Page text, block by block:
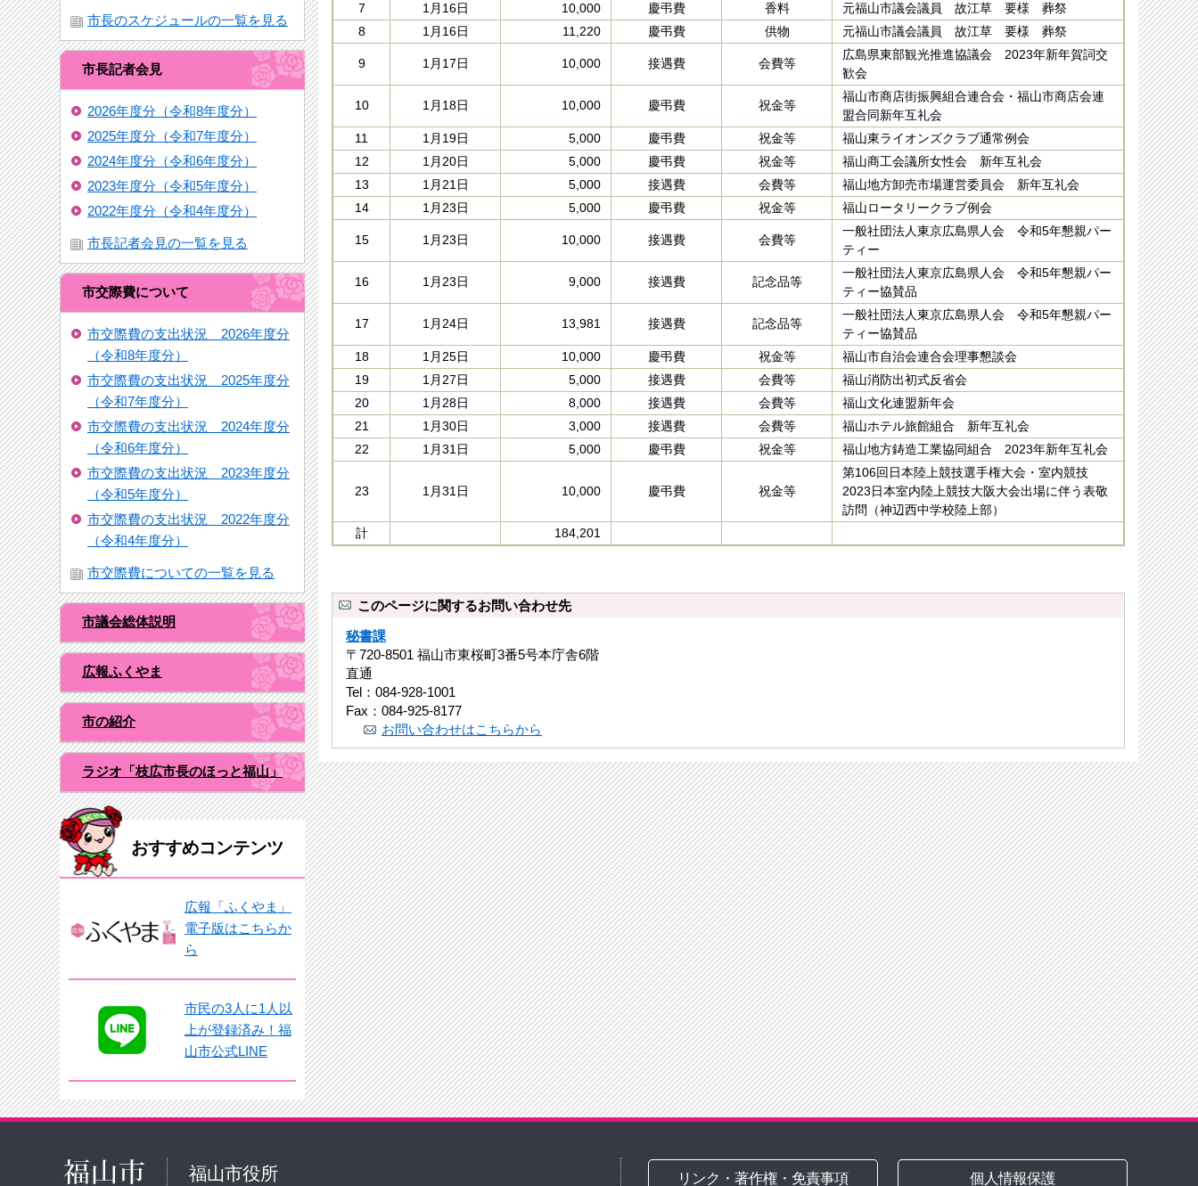
市長のスケジュールの一覧を見る
市長記者会見
2026年度分（令和8年度分）
2025年度分（令和7年度分）
2024年度分（令和6年度分）
2023年度分（令和5年度分）
2022年度分（令和4年度分）
市長記者会見の一覧を見る
市交際費について
市交際費の支出状況 2026年度分
（令和8年度分）
市交際費の支出状況 2025年度分
（令和7年度分）
市交際費の支出状況 2024年度分
（令和6年度分）
市交際費の支出状況 2023年度分
（令和5年度分）
市交際費の支出状況 2022年度分
（令和4年度分）
市交際費についての一覧を見る
市議会総体説明
広報ふくやま
市の紹介
ラジオ「枝広市長のほっと福山」
おすすめコンテンツ
広報「ふくやま」
電子版はこちらか
ら
市民の3人に1人以
上が登録済み！福
山市公式LINE
7
1月16日 10,000 慶弔費 香料
元福山市議会議員 故江草 要様 葬祭
8
1月16日 11,220 慶弔費 供物 元福山市議会議員 故江草 要様 葬祭
9 1月17日 10,000 接遇費 会費等
広島県東部観光推進協議会 2023年新年賀詞交
歓会
10 1月18日 10,000 慶弔費 祝金等
福山市商店街振興組合連合会・福山市商店会連
盟合同新年互礼会
11
1月19日 5,000 慶弔費 祝金等
福山東ライオンズクラブ通常例会
12
1月20日 5,000 慶弔費 祝金等
福山商工会議所女性会 新年互礼会
13
1月21日 5,000 接遇費 会費等
福山地方卸売市場運営委員会 新年互礼会
14
1月23日 5,000 慶弔費 祝金等 福山ロータリークラブ例会
15 1月23日 10,000 接遇費 会費等
一般社団法人東京広島県人会 令和5年懇親パー
ティー
16 1月23日 9,000 接遇費 記念品等
一般社団法人東京広島県人会 令和5年懇親パー
ティー協賛品
17 1月24日 13,981 接遇費 記念品等
一般社団法人東京広島県人会 令和5年懇親パー
ティー協賛品
18
1月25日 10,000 慶弔費 祝金等
福山市自治会連合会理事懇談会
19
1月27日 5,000 接遇費 会費等
福山消防出初式反省会
20
1月28日 8,000 接遇費 会費等
福山文化連盟新年会
21
1月30日 3,000 接遇費 会費等
福山ホテル旅館組合 新年互礼会
22
1月31日 5,000 慶弔費 祝金等 福山地方鋳造工業協同組合 2023年新年互礼会
23 1月31日 10,000 慶弔費 祝金等
第106回日本陸上競技選手権大会・室内競技
2023日本室内陸上競技大阪大会出場に伴う表敬
訪問（神辺西中学校陸上部）
計
184,201
このページに関するお問い合わせ先
秘書課
〒720-8501 福山市東桜町3番5号本庁舎6階
直通
Tel：084-928-1001
Fax：084-925-8177
お問い合わせはこちらから
福山市役所 リンク・著作権・免責事項 個人情報保護